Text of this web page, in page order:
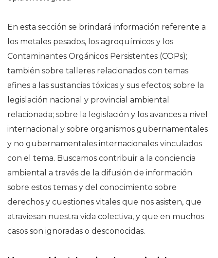
En esta sección se brindará información referente a
los metales pesados, los agroquímicos y los
Contaminantes Orgánicos Persistentes (COPs);
también sobre talleres relacionados con temas
afines a las sustancias tóxicas y sus efectos; sobre la
legislación nacional y provincial ambiental
relacionada; sobre la legislación y los avances a nivel
internacional y sobre organismos gubernamentales
y no gubernamentales internacionales vinculados
con el tema. Buscamos contribuir a la conciencia
ambiental a través de la difusión de información
sobre estos temas y del conocimiento sobre
derechos y cuestiones vitales que nos asisten, que
atraviesan nuestra vida colectiva, y que en muchos
casos son ignoradas o desconocidas.